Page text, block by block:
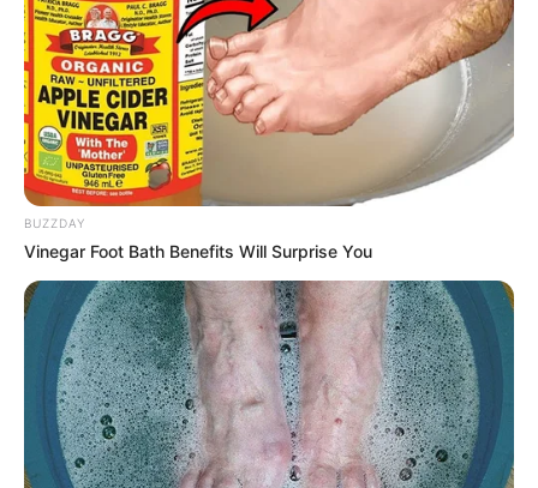
12:58 / 06 Avqust 2026 CƏMİYYƏT
Kollektorlar və BOKT əməkdaşları
borclunun ailəsini qorxuda bilər?
42 0
BUZZDAY
Vinegar Foot Bath Benefits Will Surprise You